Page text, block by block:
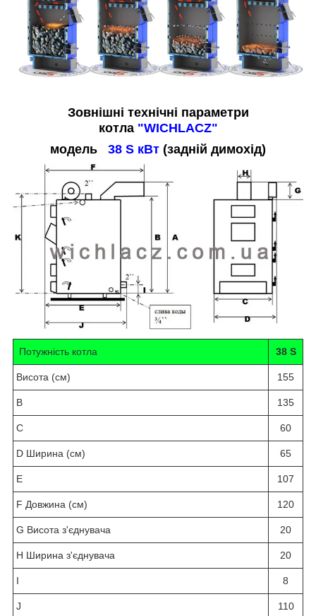
Зовнішні технічні параметри
котла "WICHLACZ"
модель 38 S кВт (задній димохід)
Потужність котла 38 S
Висота (см) 155
B 135
C 60
D Ширина (см) 65
E 107
F Довжина (см) 120
G Висота з'єднувача 20
H Ширина з'єднувача 20
I 8
J 110